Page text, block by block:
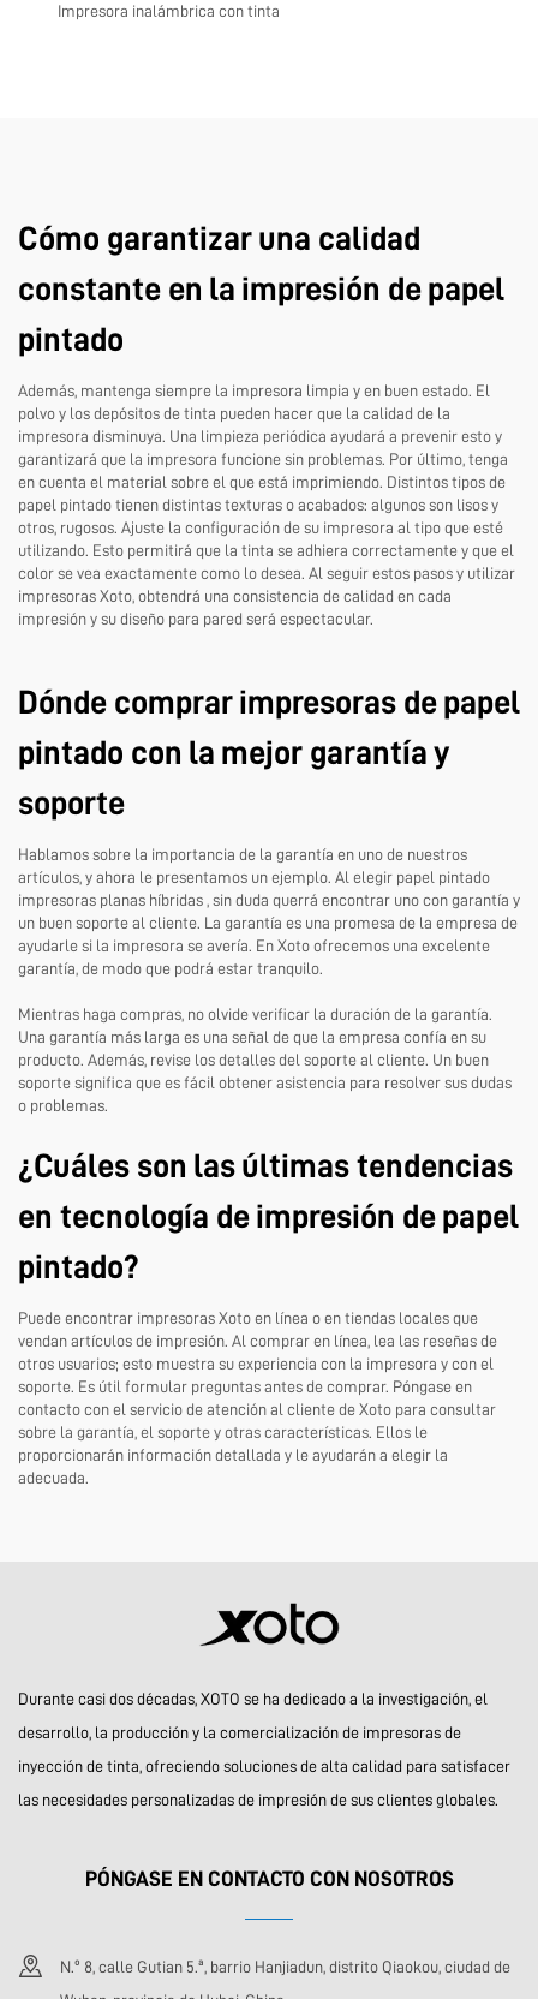
Impresora inalámbrica con tinta
Cómo garantizar una calidad
constante en la impresión de papel
pintado
Además, mantenga siempre la impresora limpia y en buen estado. El
polvo y los depósitos de tinta pueden hacer que la calidad de la
impresora disminuya. Una limpieza periódica ayudará a prevenir esto y
garantizará que la impresora funcione sin problemas. Por último, tenga
en cuenta el material sobre el que está imprimiendo. Distintos tipos de
papel pintado tienen distintas texturas o acabados: algunos son lisos y
otros, rugosos. Ajuste la configuración de su impresora al tipo que esté
utilizando. Esto permitirá que la tinta se adhiera correctamente y que el
color se vea exactamente como lo desea. Al seguir estos pasos y utilizar
impresoras Xoto, obtendrá una consistencia de calidad en cada
impresión y su diseño para pared será espectacular.
Dónde comprar impresoras de papel
pintado con la mejor garantía y
soporte
Hablamos sobre la importancia de la garantía en uno de nuestros
artículos, y ahora le presentamos un ejemplo. Al elegir papel pintado
impresoras planas híbridas , sin duda querrá encontrar uno con garantía y
un buen soporte al cliente. La garantía es una promesa de la empresa de
ayudarle si la impresora se avería. En Xoto ofrecemos una excelente
garantía, de modo que podrá estar tranquilo.
Mientras haga compras, no olvide verificar la duración de la garantía.
Una garantía más larga es una señal de que la empresa confía en su
producto. Además, revise los detalles del soporte al cliente. Un buen
soporte significa que es fácil obtener asistencia para resolver sus dudas
o problemas.
¿Cuáles son las últimas tendencias
en tecnología de impresión de papel
pintado?
Puede encontrar impresoras Xoto en línea o en tiendas locales que
vendan artículos de impresión. Al comprar en línea, lea las reseñas de
otros usuarios; esto muestra su experiencia con la impresora y con el
soporte. Es útil formular preguntas antes de comprar. Póngase en
contacto con el servicio de atención al cliente de Xoto para consultar
sobre la garantía, el soporte y otras características. Ellos le
proporcionarán información detallada y le ayudarán a elegir la
adecuada.
Durante casi dos décadas, XOTO se ha dedicado a la investigación, el
desarrollo, la producción y la comercialización de impresoras de
inyección de tinta, ofreciendo soluciones de alta calidad para satisfacer
las necesidades personalizadas de impresión de sus clientes globales.
PÓNGASE EN CONTACTO CON NOSOTROS
N.º 8, calle Gutian 5.ª, barrio Hanjiadun, distrito Qiaokou, ciudad de